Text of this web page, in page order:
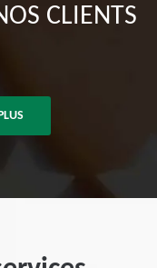
CLIENTS